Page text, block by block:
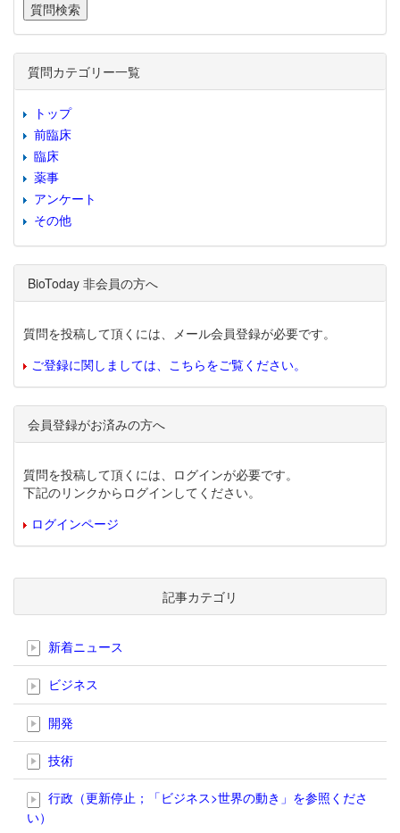
質問カテゴリー一覧
トップ
前臨床
臨床
薬事
アンケート
その他
BioToday 非会員の方へ
質問を投稿して頂くには、メール会員登録が必要です。
ご登録に関しましては、こちらをご覧ください。
会員登録がお済みの方へ
質問を投稿して頂くには、ログインが必要です。
下記のリンクからログインしてください。
ログインページ
記事カテゴリ
新着ニュース
ビジネス
開発
技術
行政（更新停止；「ビジネス>世界の動き」を参照くださ
い）